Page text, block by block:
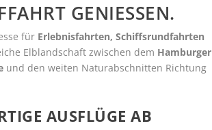
GENIESSEN.
für Erlebnisfahrten, Schiffsrundfahrten
Elblandschaft zwischen dem Hamburger
und den weiten Naturabschnitten Richtung
AUSFLÜGE AB